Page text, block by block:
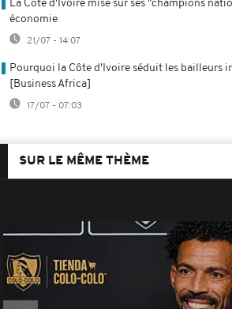
La Côte d'Ivoire mise sur ses "champions
économie
21/07 - 14:07
Pourquoi la Côte d'Ivoire séduit les bailleurs
[Business Africa]
17/07 - 07:03
SUR LE MÊME THÈME